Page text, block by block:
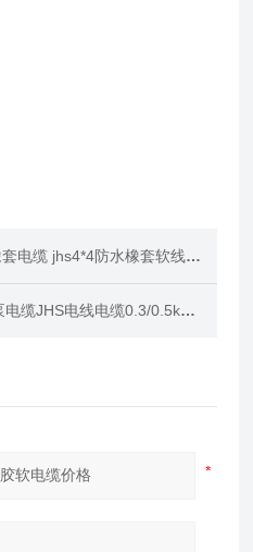
缆 jhs4*4防水橡套软线介绍
JHS电线电缆0.3/0.5kv价格